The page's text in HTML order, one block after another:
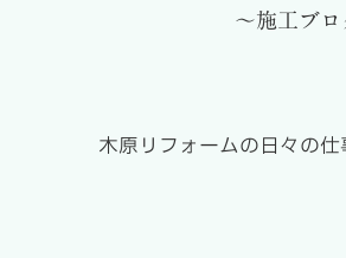
～施工ブロ
木原リフォームの日々の仕